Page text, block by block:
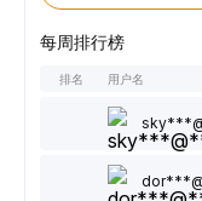
每周排行榜
排名 用户名